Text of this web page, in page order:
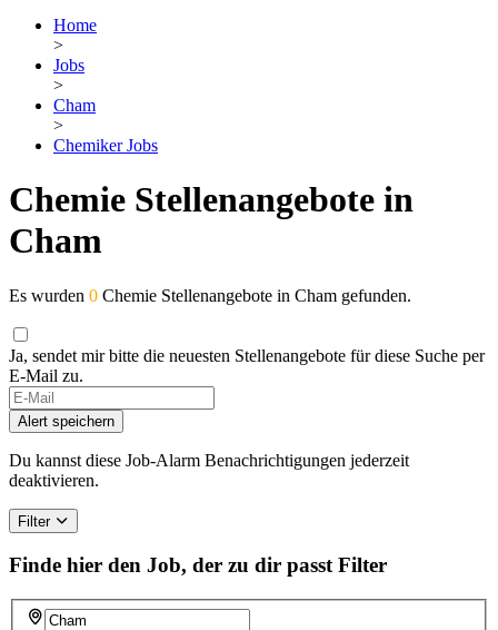
Home
>
Jobs
>
Cham
>
Chemiker Jobs
Chemie Stellenangebote in
Cham
Es wurden 0 Chemie Stellenangebote in Cham gefunden.
Ja, sendet mir bitte die neuesten Stellenangebote für diese Suche per
E-Mail zu.
Alert speichern
Du kannst diese Job-Alarm Benachrichtigungen jederzeit
deaktivieren.
Filter
Finde hier den Job, der zu dir passt Filter